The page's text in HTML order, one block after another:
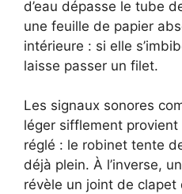
d’eau dépasse le tube
une feuille de papier
intérieure : si elle
laisse passer un filet.
Les signaux sonores
léger sifflement
réglé : le robinet tente
déjà plein. À l’inverse,
révèle un joint de